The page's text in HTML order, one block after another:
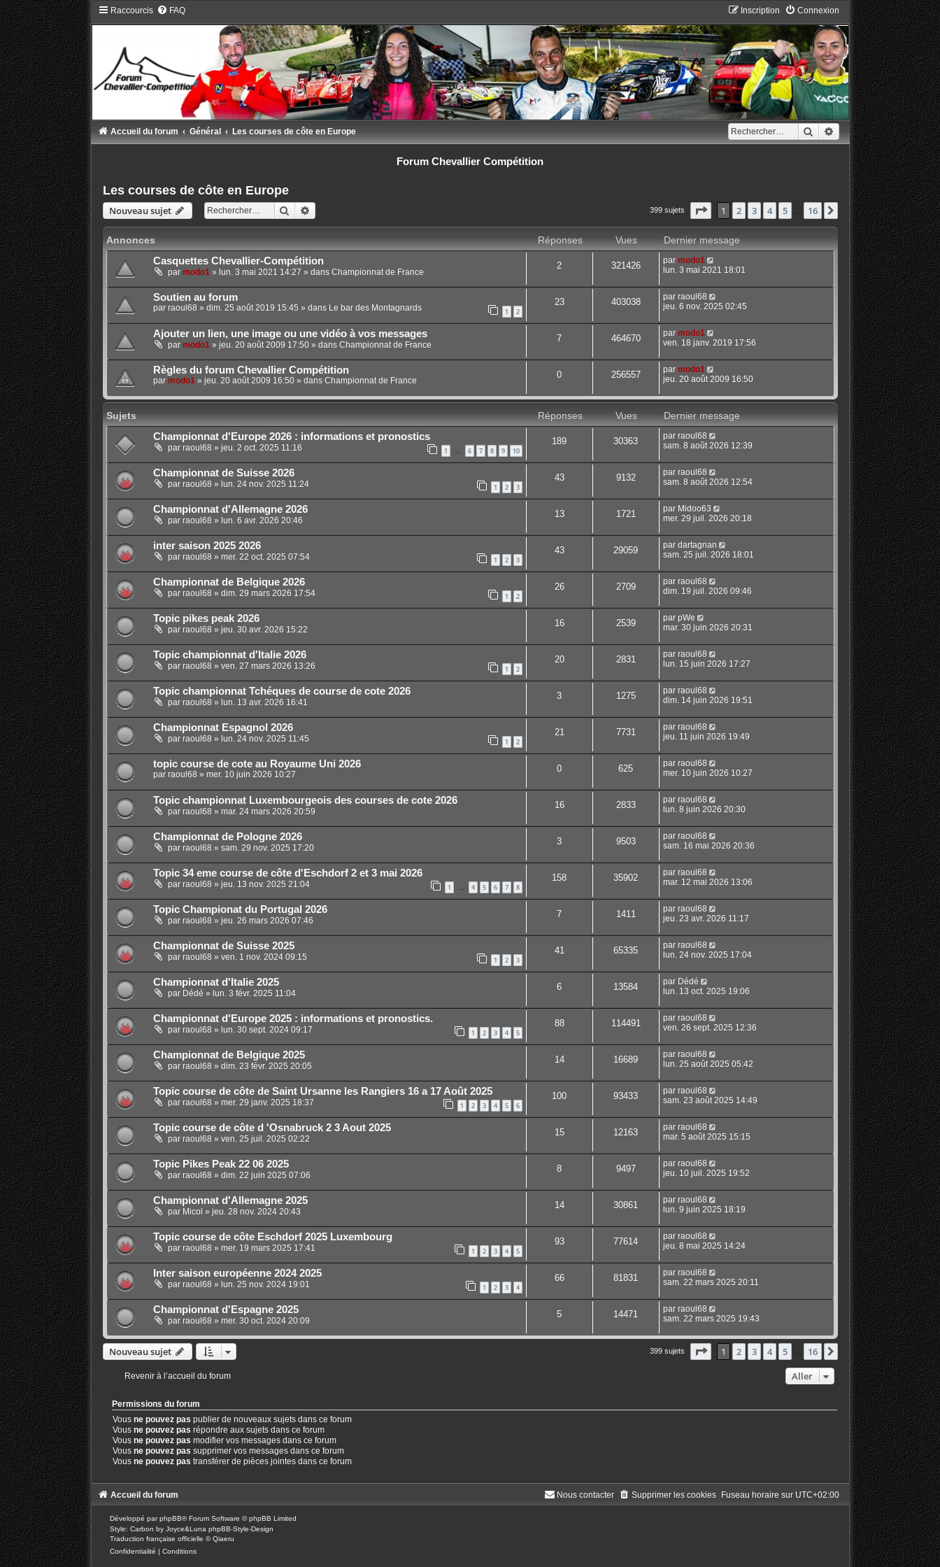
Raccourcis FAQ Connexion
Inscription
RechercherRecherche avancée
Accueil du forum Général Les courses de côte en Europe
Forum Chevallier Compétition
Les courses de côte en Europe
Nouveau sujet Rechercher 399 sujets Page sur16
1 2 3 4 5 16 Suivant
Annonces Réponses Vues
Dernier message
Casquettes Chevallier-Compétition
par modo1» lun. 3 mai 2021 14:27 » dans Championnat de France
2 321426 par modo1
lun. 3 mai 2021 18:01
Soutien au forum
par raoul68 » dim. 25 août 2019 15:45 » dans Le bar des Montagnards 1 2
23 403038 par raoul68
jeu. 6 nov. 2025 02:45
Ajouter un lien, une image ou une vidéo à vos messages
par modo1» jeu. 20 août 2009 17:50» dans Championnat de France
7 464670 par modo1
ven. 18 janv. 2019 17:56
Règles du forum Chevallier Compétition
par modo1» jeu. 20 août 2009 16:50» dans Championnat de France
0 256557 par modo1
jeu. 20 août 2009 16:50
Sujets Réponses Vues
Dernier message
Championnat d'Europe 2026 : informations et pronostics
par raoul68 » jeu. 2 oct. 2025 11:16 1 … 6 7 8 9 10
189 30363 par raoul68
sam. 8 août 2026 12:39
Championnat de Suisse 2026
par raoul68 » lun. 24 nov. 2025 11:24 1 2 3
43 9132 par raoul68
sam. 8 août 2026 12:54
Championnat d'Allemagne 2026
par raoul68 » lun. 6 avr. 2026 20:46
13 1721 par Midoo63
mer. 29 juil. 2026 20:18
inter saison 2025 2026
par raoul68 » mer. 22 oct. 2025 07:54 1 2 3
43 29059 par dartagnan
sam. 25 juil. 2026 18:01
Championnat de Belgique 2026
par raoul68 » dim. 29 mars 2026 17:54 1 2
26 2709 par raoul68
dim. 19 juil. 2026 09:46
Topic pikes peak 2026
par raoul68 » jeu. 30 avr. 2026 15:22
16 2539 par pWe
mar. 30 juin 2026 20:31
Topic championnat d'Italie 2026
par raoul68 » ven. 27 mars 2026 13:26 1 2
20 2831 par raoul68
lun. 15 juin 2026 17:27
Topic championnat Tchéques de course de cote 2026
par raoul68 » lun. 13 avr. 2026 16:41
3 1275 par raoul68
dim. 14 juin 2026 19:51
Championnat Espagnol 2026
par raoul68 » lun. 24 nov. 2025 11:45 1 2
21 7731 par raoul68
jeu. 11 juin 2026 19:49
topic course de cote au Royaume Uni 2026
par raoul68 » mer. 10 juin 2026 10:27
0 625 par raoul68
mer. 10 juin 2026 10:27
Topic championnat Luxembourgeois des courses de cote 2026
par raoul68 » mar. 24 mars 2026 20:59
16 2833 par raoul68
lun. 8 juin 2026 20:30
Championnat de Pologne 2026
par raoul68 » sam. 29 nov. 2025 17:20
3 9503 par raoul68
sam. 16 mai 2026 20:36
Topic 34 eme course de côte d'Eschdorf 2 et 3 mai 2026
par raoul68 » jeu. 13 nov. 2025 21:04 1 … 4 5 6 7 8
158 35902 par raoul68
mar. 12 mai 2026 13:06
Topic Championat du Portugal 2026
par raoul68 » jeu. 26 mars 2026 07:46
7 1411 par raoul68
jeu. 23 avr. 2026 11:17
Championnat de Suisse 2025
par raoul68 » ven. 1 nov. 2024 09:15 1 2 3
41 65335 par raoul68
lun. 24 nov. 2025 17:04
Championnat d'Italie 2025
par Dédé » lun. 3 févr. 2025 11:04
6 13584 par Dédé
lun. 13 oct. 2025 19:06
Championnat d'Europe 2025 : informations et pronostics.
par raoul68 » lun. 30 sept. 2024 09:17 1 2 3 4 5
88 114491 par raoul68
ven. 26 sept. 2025 12:36
Championnat de Belgique 2025
par raoul68 » dim. 23 févr. 2025 20:05
14 16689 par raoul68
lun. 25 août 2025 05:42
Topic course de côte de Saint Ursanne les Rangiers 16 a 17 Août 2025
par raoul68 » mer. 29 janv. 2025 18:37 1 2 3 4 5 6
100 93433 par raoul68
sam. 23 août 2025 14:49
Topic course de côte d 'Osnabruck 2 3 Aout 2025
par raoul68 » ven. 25 juil. 2025 02:22
15 12163 par raoul68
mar. 5 août 2025 15:15
Topic Pikes Peak 22 06 2025
par raoul68 » dim. 22 juin 2025 07:06
8 9497 par raoul68
jeu. 10 juil. 2025 19:52
Championnat d'Allemagne 2025
par Micol » jeu. 28 nov. 2024 20:43
14 30861 par raoul68
lun. 9 juin 2025 18:19
Topic course de côte Eschdorf 2025 Luxembourg
par raoul68 » mer. 19 mars 2025 17:41 1 2 3 4 5
93 77614 par raoul68
jeu. 8 mai 2025 14:24
Inter saison européenne 2024 2025
par raoul68 » lun. 25 nov. 2024 19:01 1 2 3 4
66 81831 par raoul68
sam. 22 mars 2025 20:11
Championnat d'Espagne 2025
par raoul68 » mer. 30 oct. 2024 20:09
5 14471 par raoul68
sam. 22 mars 2025 19:43
Nouveau sujet 399 sujets Page sur16
1 2 3 4 5 16 Suivant
Revenir à l’accueil du forum Aller
Permissions du forum
Vous ne pouvez pas publier de nouveaux sujets dans ce forum
Vous ne pouvez pas répondre aux sujets dans ce forum
Vous ne pouvez pas modifier vos messages dans ce forum
Vous ne pouvez pas supprimer vos messages dans ce forum
Vous ne pouvez pas transférer de pièces jointes dans ce forum
Accueil du forum Fuseau horaire sur UTC+02:00
Supprimer les cookies
Nous contacter
Développé parphpBB® Forum Software © phpBB Limited
Style: Carbon by Joyce&Luna phpBB-Style-Design
Traduction française officielle ©Qiaeru
Confidentialité
Conditions